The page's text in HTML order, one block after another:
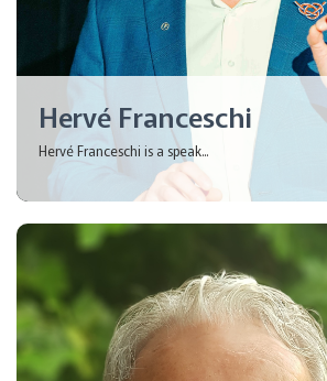
Hervé Franceschi
Hervé Franceschi is a speak...